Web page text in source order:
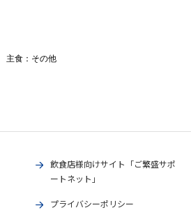
主食：その他
飲食店様向けサイト「ご繁盛サポ
ートネット」
プライバシーポリシー